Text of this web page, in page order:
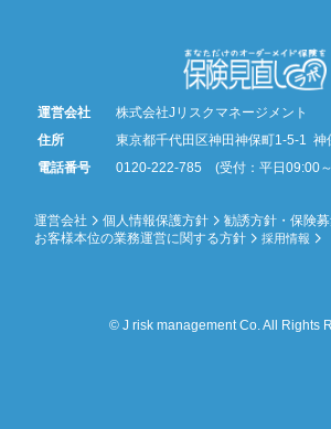
運営会社
株式会社Jリスクマネージメント
住所
東京都千代田区神田神保町1-5-1 神
電話番号
0120-222-785 (受付：平日09:00
運営会社 個人情報保護方針
勧誘方針・保険
お客様本位の業務運営に関する方針
採用情報
© J risk management Co. All Rights